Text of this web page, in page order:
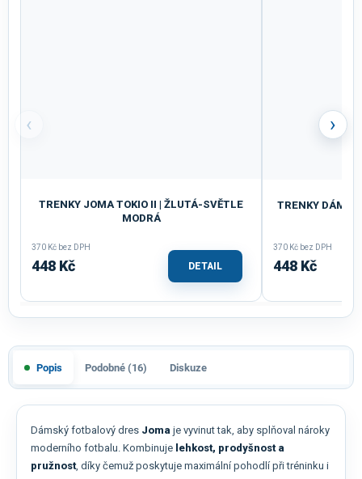
‹
TRENKY JOMA TOKIO II | ŽLUTÁ-SVĚTLE
MODRÁ
370 Kč bez DPH
448 Kč DETAIL
TRENKY
370 Kč bez DPH
448 Kč
›
Popis Podobné (16) Diskuze
Dámský fotbalový dres Joma je vyvinut tak, aby splňoval nároky
moderního fotbalu. Kombinuje lehkost, prodyšnost a
pružnost, díky čemuž poskytuje maximální pohodlí při tréninku i